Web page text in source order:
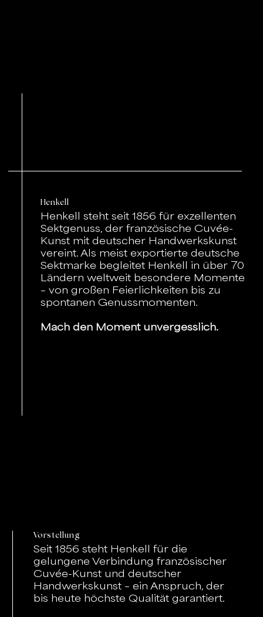
Vorstellung
Seit 1856 steht Henkell für die
gelungene Verbindung französischer
Cuvée-Kunst und deutscher
Handwerkskunst – ein Anspruch, der
bis heute höchste Qualität garantiert.
Henkell
Henkell steht seit 1856 für exzellenten
Sektgenuss, der französische Cuvée-
Kunst mit deutscher Handwerkskunst
vereint. Als meist exportierte deutsche
Sektmarke begleitet Henkell in über 70
Ländern weltweit besondere Momente
– von großen Feierlichkeiten bis zu
spontanen Genussmomenten.
Mach den Moment unvergesslich.